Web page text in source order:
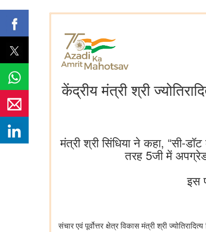
केंद्रीय मंत्री श्री
मंत्री श्री सिंधिया ने कहा, “सी-
तरह 5जी में
इस
संचार एवं पूर्वोत्तर क्षेत्र विकास मंत्री श्री